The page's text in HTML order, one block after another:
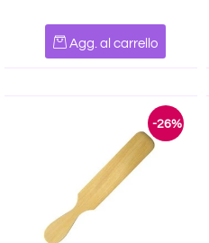
Agg. al carrello
-26%